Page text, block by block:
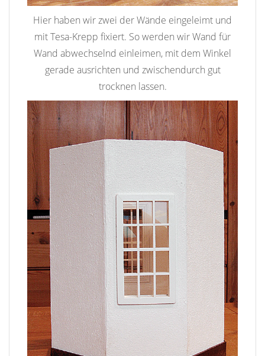
Hier haben wir zwei der Wände eingeleimt und
mit Tesa-Krepp fixiert. So werden wir Wand für
Wand abwechselnd einleimen, mit dem Winkel
gerade ausrichten und zwischendurch gut
trocknen lassen.